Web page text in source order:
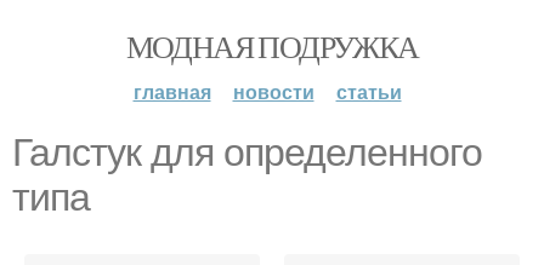
МОДНАЯ ПОДРУЖКА
главная новости статьи
Галстук для определенного
типа